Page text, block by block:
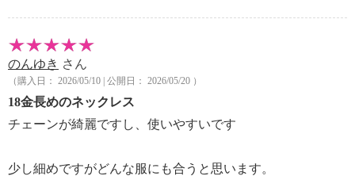
のんゆき さん
（購入日： 2026/05/10 | 公開日： 2026/05/20 ）
18金長めのネックレス
チェーンが綺麗ですし、使いやすいです
少し細めですがどんな服にも合うと思います。